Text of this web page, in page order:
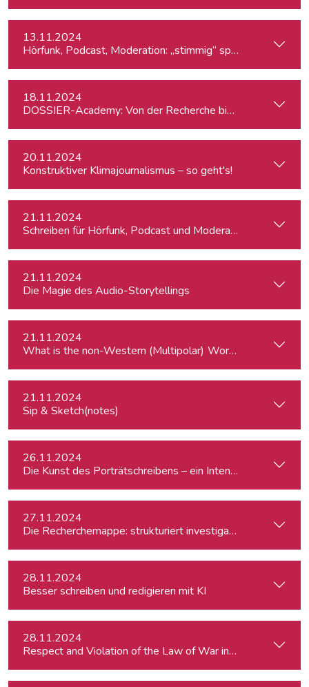
13.11.2024
Hörfunk, Podcast, Moderation: „stimmig“ sprechen
18.11.2024
DOSSIER-Academy: Von der Recherche bis zur
20.11.2024
Konstruktiver Klimajournalismus – so geht's!
21.11.2024
Schreiben für Hörfunk, Podcast und Moderation
21.11.2024
Die Magie des Audio-Storytellings
21.11.2024
What is
21.11.2024
Sip & Sketch(notes)
26.11.2024
Die Kunst des Porträtschreibens – ein Intensiv-Workshop
27.11.2024
Die Recherchemappe: strukturiert investigativ arbeiten,
28.11.2024
Besser schreiben und redigieren mit KI
28.11.2024
Respect and Violation of the Law of War in Ukraine and